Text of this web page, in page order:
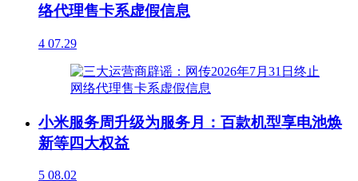
络代理售卡系虚假信息
4 07.29
小米服务周升级为服务月：百款机型享电池焕
新等四大权益
5 08.02